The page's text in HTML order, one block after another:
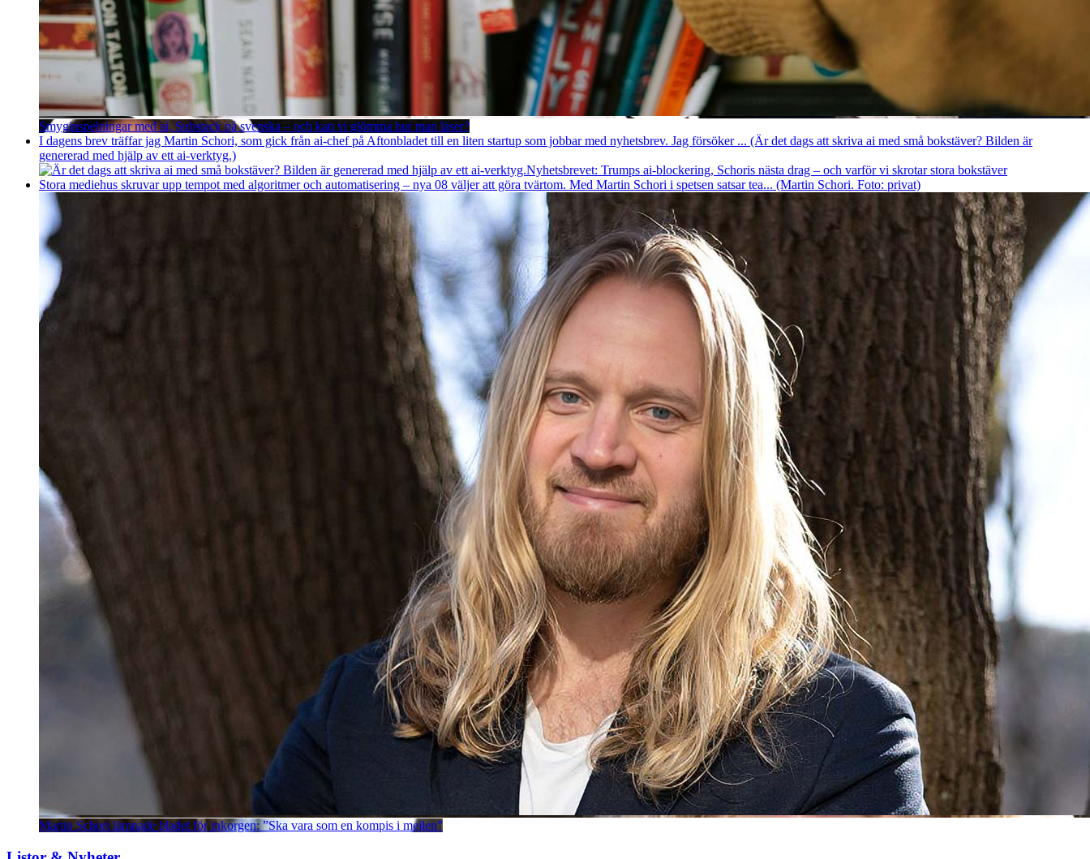
Smyginspelningar med ai, Substack på svenska – och kan vi glömma hur man läser?
I dagens brev träffar jag Martin Schori, som gick från ai-chef på Aftonbladet till en liten startup som jobbar med nyhetsbrev. Jag försöker ... (Är det dags att skriva ai med små bokstäver? Bilden är
genererad med hjälp av ett ai-verktyg.)
Nyhetsbrevet: Trumps ai-blockering, Schoris nästa drag – och varför vi skrotar stora bokstäver
Stora mediehus skruvar upp tempot med algoritmer och automatisering – nya 08 väljer att göra tvärtom. Med Martin Schori i spetsen satsar tea... (Martin Schori. Foto: privat)
Martin Schori lämnade bladet för inkorgen: ”Ska vara som en kompis i mejlen”